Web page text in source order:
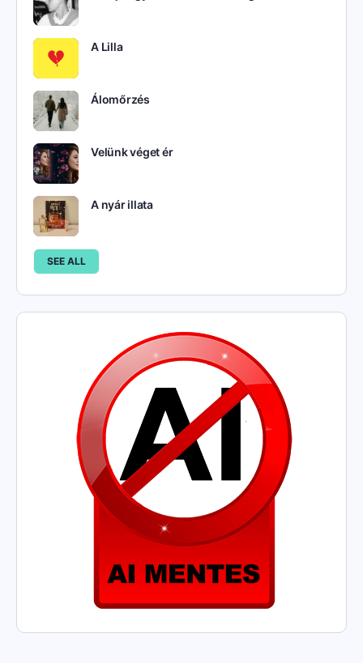
A Lilla
Álomőrzés
Velünk véget ér
A nyár illata
SEE ALL